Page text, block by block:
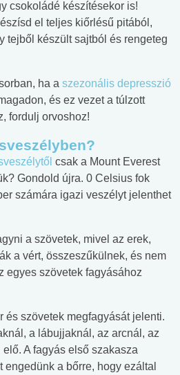
csokoládé készítésekor is!
el teljes kiőrlésű pitából,
tejből készült sajtból és rengeteg
ha a szezonális depresszió
és ez vezet a túlzott
fordulj orvoshoz!
csak a Mount Everest
Gondold újra. 0 Celsius fok
számára igazi veszélyt jelenthet
a szövetek, mivel az erek,
a vért, összeszűkülnek, és nem
egyes szövetek fagyásához
és szövetek megfagyását jelenti.
a lábujjaknál, az arcnál, az
A fagyás első szakasza
engedünk a bőrre, hogy ezáltal